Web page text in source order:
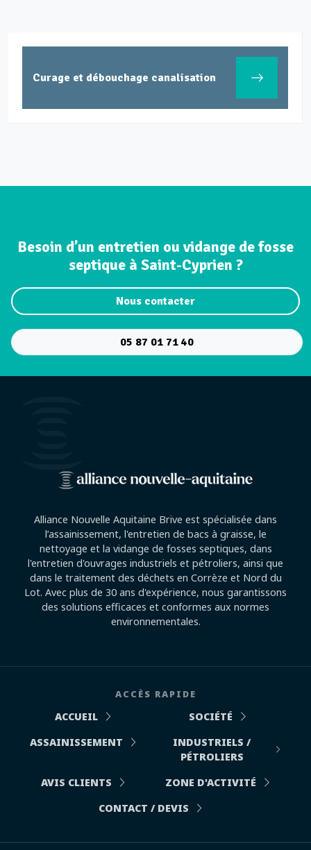
Curage et débouchage canalisation
Besoin d’un entretien ou vidange de fosse
septique à Saint-Cyprien ?
Nous contacter
05 87 01 71 40
Alliance Nouvelle Aquitaine Brive est spécialisée dans
l’assainissement, l'entretien de bacs à graisse, le
nettoyage et la vidange de fosses septiques, dans
l'entretien d'ouvrages industriels et pétroliers, ainsi que
dans le traitement des déchets en Corrèze et Nord du
Lot. Avec plus de 30 ans d'expérience, nous garantissons
des solutions efficaces et conformes aux normes
environnementales.
ACCÈS RAPIDE
ACCUEIL
SOCIÉTÉ
ASSAINISSEMENT
INDUSTRIELS /
PÉTROLIERS
AVIS CLIENTS
ZONE D'ACTIVITÉ
CONTACT / DEVIS